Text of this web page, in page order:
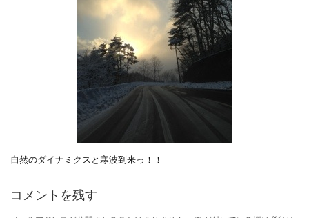
自然のダイナミクスと寒波到来っ！！
コメントを残す